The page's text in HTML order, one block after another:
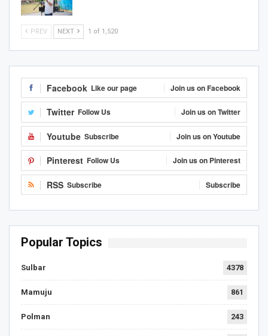
PREV NEXT 1 of 1,520
Facebook Like our page Join us on Facebook
Twitter Follow Us Join us on Twitter
Youtube Subscribe Join us on Youtube
Pinterest Follow Us Join us on Pinterest
RSS Subscribe Subscribe
Popular Topics
Sulbar 4378
Mamuju 861
Polman 243